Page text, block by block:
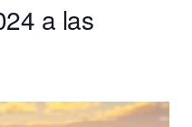
a las